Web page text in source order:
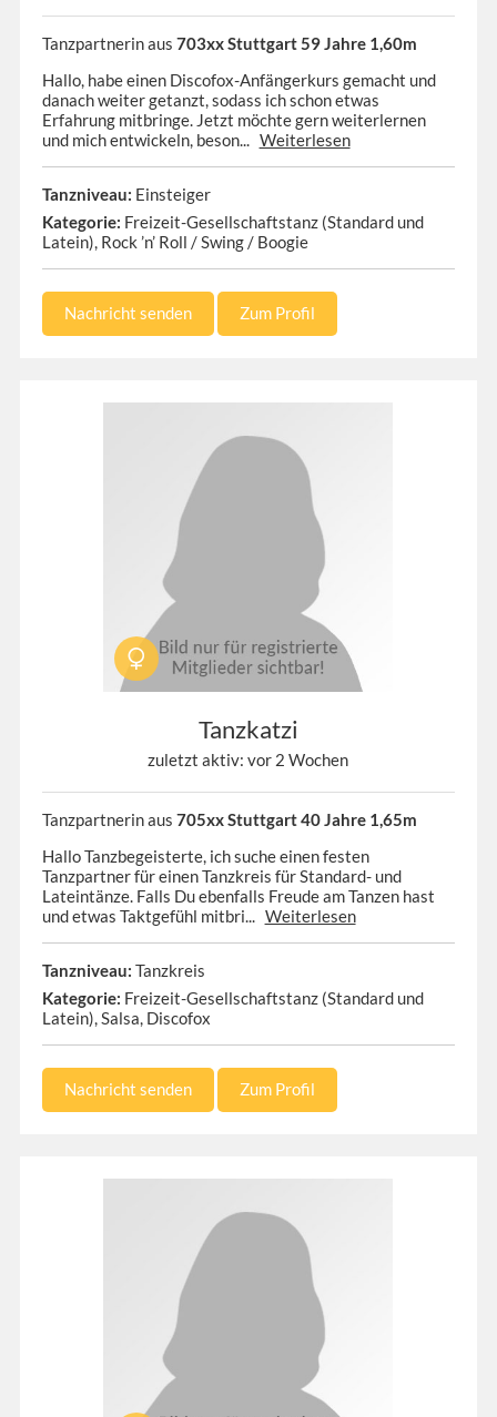
Tanzpartnerin aus 703xx Stuttgart 59 Jahre 1,60m
Hallo, habe einen Discofox-Anfängerkurs gemacht und
danach weiter getanzt, sodass ich schon etwas
Erfahrung mitbringe. Jetzt möchte gern weiterlernen
und mich entwickeln, beson... Weiterlesen
Tanzniveau: Einsteiger
Kategorie: Freizeit-Gesellschaftstanz (Standard und
Latein), Rock ’n’ Roll / Swing / Boogie
Nachricht senden Zum Profil
Tanzkatzi
zuletzt aktiv: vor 2 Wochen
Tanzpartnerin aus 705xx Stuttgart 40 Jahre 1,65m
Hallo Tanzbegeisterte, ich suche einen festen
Tanzpartner für einen Tanzkreis für Standard- und
Lateintänze. Falls Du ebenfalls Freude am Tanzen hast
und etwas Taktgefühl mitbri... Weiterlesen
Tanzniveau: Tanzkreis
Kategorie: Freizeit-Gesellschaftstanz (Standard und
Latein), Salsa, Discofox
Nachricht senden Zum Profil